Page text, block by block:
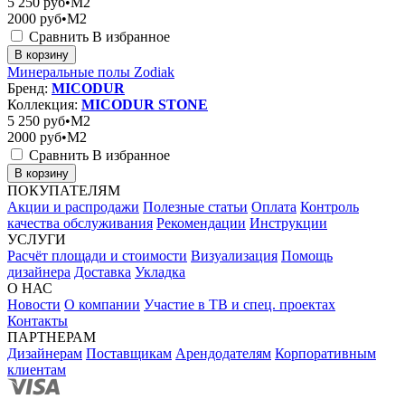
2000 руб•M2
Сравнить В избранное
В корзину
Минеральные полы Zodiak
Бренд: MICODUR
Коллекция: MICODUR STONE
5 250 руб•M2
2000 руб•M2
Сравнить В избранное
В корзину
ПОКУПАТЕЛЯМ
Акции и распродажи Полезные статьи Оплата Контроль
качества обслуживания Рекомендации Инструкции
УСЛУГИ
Расчёт площади и стоимости Визуализация Помощь
дизайнера Доставка Укладка
О НАС
Новости О компании Участие в ТВ и спец. проектах
Контакты
ПАРТНЕРАМ
Дизайнерам Поставщикам Арендодателям Корпоративным
клиентам